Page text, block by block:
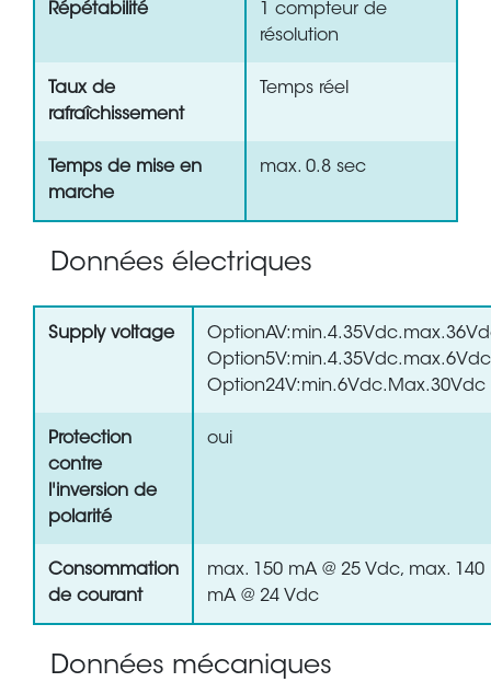
Répétabilité
1 compteur de
résolution
Taux de
rafraîchissement
Temps réel
Temps de mise en
marche
max. 0.8 sec
Données électriques
Supply voltage
Option5V:min.4.35Vdc.max.6Vdc
Option24V:min.6Vdc.Max.30Vdc
Protection
contre
l'inversion de
polarité
oui
Consommation
de courant
max. 150 mA @ 25 Vdc, max. 140
mA @ 24 Vdc
Données mécaniques